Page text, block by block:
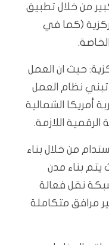
من خلال تطبيق
(كما في
حيث ان العمل
نظام العمل
(تجربة أمريكا الشمالية
الرقمية اللازمة.
من خلال بناء
يتم بناء مدن
نقل فعالة
مرافق متكاملة